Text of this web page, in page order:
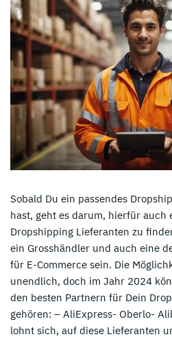
Sobald Du ein passendes
hast, geht es darum, hierfür auch
Dropshipping Lieferanten zu
ein Grosshändler und auch eine
für E-Commerce sein. Die
unendlich, doch im Jahr 2024
den besten Partnern für Dein
gehören: – AliExpress- Oberlo-
lohnt sich, auf diese Lieferanten